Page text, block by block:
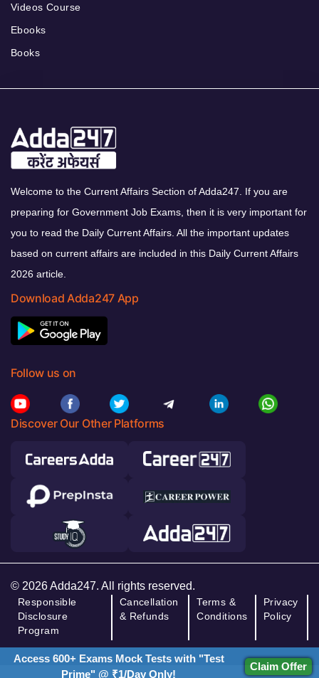
Videos Course
Ebooks
Books
Welcome to the Current Affairs Section of Adda247. If you are
preparing for Government Job Exams, then it is very important for
you to read the Daily Current Affairs. All the important updates
based on current affairs are included in this Daily Current Affairs
2026 article.
Download Adda247 App
Follow us on
Discover Our Other Platforms
© 2026 Adda247. All rights reserved.
Responsible
Disclosure
Program
Cancellation
& Refunds
Terms &
Conditions
Privacy
Policy
Access 600+ Exams Mock Tests with "Test
Prime" @ ₹1/Day Only!
Claim Offer